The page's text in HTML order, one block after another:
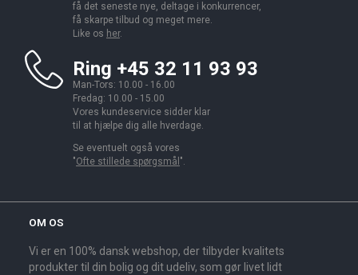
få det seneste nye, deltage i konkurrencer,
få skarpe tilbud og meget mere.
Like os her.
Ring +45 32 11 93 93
Man-Tors: 10.00 - 16.00
Fredag: 10.00 - 15.00
Vores kundeservice sidder klar
til at hjælpe dig alle hverdage.
Se eventuelt også vores
"Ofte stillede spørgsmål ".
OM OS
Vi er en 100% dansk webshop, der tilbyder kvalitets
produkter til din bolig og dit udeliv, som gør livet lidt